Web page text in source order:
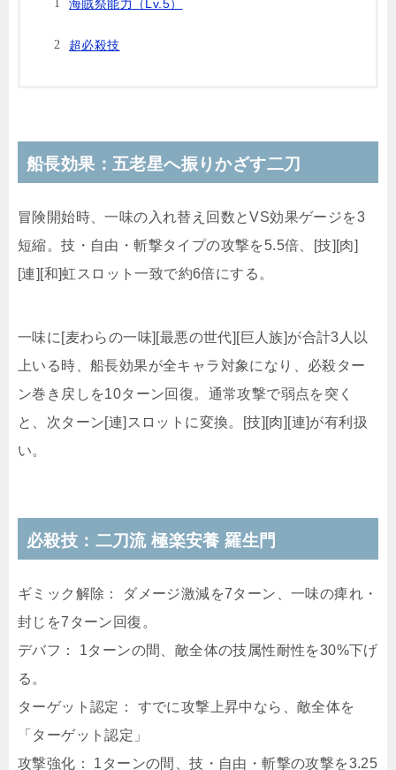
海賊祭能力（Lv.5）
超必殺技
船長効果：五老星へ振りかざす二刀
冒険開始時、一味の入れ替え回数とVS効果ゲージを3
短縮。技・自由・斬撃タイプの攻撃を5.5倍、[技][肉]
[連][和]虹スロット一致で約6倍にする。
一味に[麦わらの一味][最悪の世代][巨人族]が合計3人以
上いる時、船長効果が全キャラ対象になり、必殺ター
ン巻き戻しを10ターン回復。通常攻撃で弱点を突く
と、次ターン[連]スロットに変換。[技][肉][連]が有利扱
い。
必殺技：二刀流 極楽安養 羅生門
ギミック解除： ダメージ激減を7ターン、一味の痺れ・
封じを7ターン回復。
デバフ： 1ターンの間、敵全体の技属性耐性を30%下げ
る。
ターゲット認定： すでに攻撃上昇中なら、敵全体を
「ターゲット認定」
攻撃強化： 1ターンの間、技・自由・斬撃の攻撃を3.25